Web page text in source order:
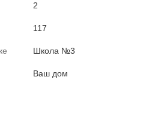
2
117
Школа №3
Ваш дом